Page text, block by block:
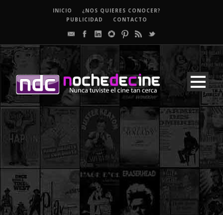
INICIO
¿NOS QUIERES CONOCER?
PUBLICIDAD
CONTACTO